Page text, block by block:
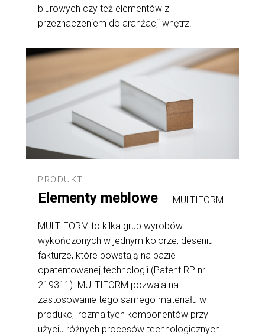
biurowych czy też elementów z
przeznaczeniem do aranżacji wnętrz.
PRODUKT
Elementy meblowe MULTIFORM
MULTIFORM to kilka grup wyrobów
wykończonych w jednym kolorze, deseniu i
fakturze, które powstają na bazie
opatentowanej technologii (Patent RP nr
219311). MULTIFORM pozwala na
zastosowanie tego samego materiału w
produkcji rozmaitych komponentów przy
użyciu różnych procesów technologicznych